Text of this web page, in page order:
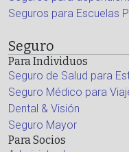
Seguros para Escuelas
Seguro
Para Individuos
Seguro de Salud para
Seguro Médico para
Dental & Visión
Seguro Mayor
Para Socios